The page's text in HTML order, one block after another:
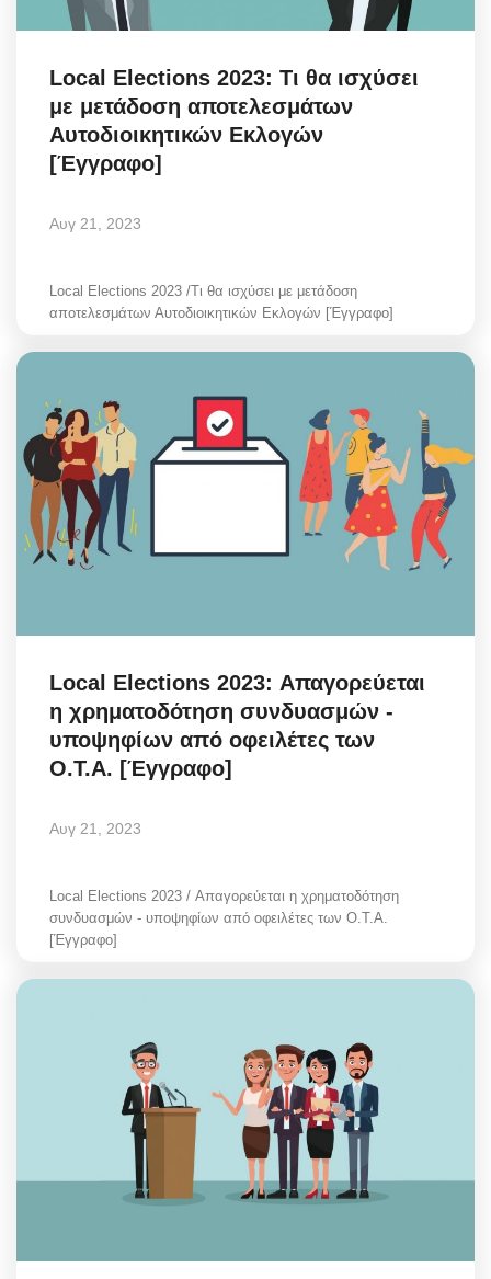
Local Elections 2023: Τι θα ισχύσει
με μετάδοση αποτελεσμάτων
Αυτοδιοικητικών Εκλογών
[Έγγραφο]
Αυγ 21, 2023
Local Elections 2023 /Τι θα ισχύσει με μετάδοση
αποτελεσμάτων Αυτοδιοικητικών Εκλογών [Έγγραφο]
Local Elections 2023: Απαγορεύεται
η χρηματοδότηση συνδυασμών -
υποψηφίων από οφειλέτες των
Ο.Τ.Α. [Έγγραφο]
Αυγ 21, 2023
Local Elections 2023 / Απαγορεύεται η χρηματοδότηση
συνδυασμών - υποψηφίων από οφειλέτες των Ο.Τ.Α.
[Έγγραφο]